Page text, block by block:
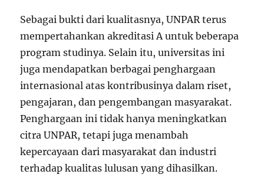
Sebagai bukti dari kualitasnya, UNPAR terus
mempertahankan akreditasi A untuk beberapa
program studinya. Selain itu, universitas ini
juga mendapatkan berbagai penghargaan
internasional atas kontribusinya dalam riset,
pengajaran, dan pengembangan masyarakat.
Penghargaan ini tidak hanya meningkatkan
citra UNPAR, tetapi juga menambah
kepercayaan dari masyarakat dan industri
terhadap kualitas lulusan yang dihasilkan.